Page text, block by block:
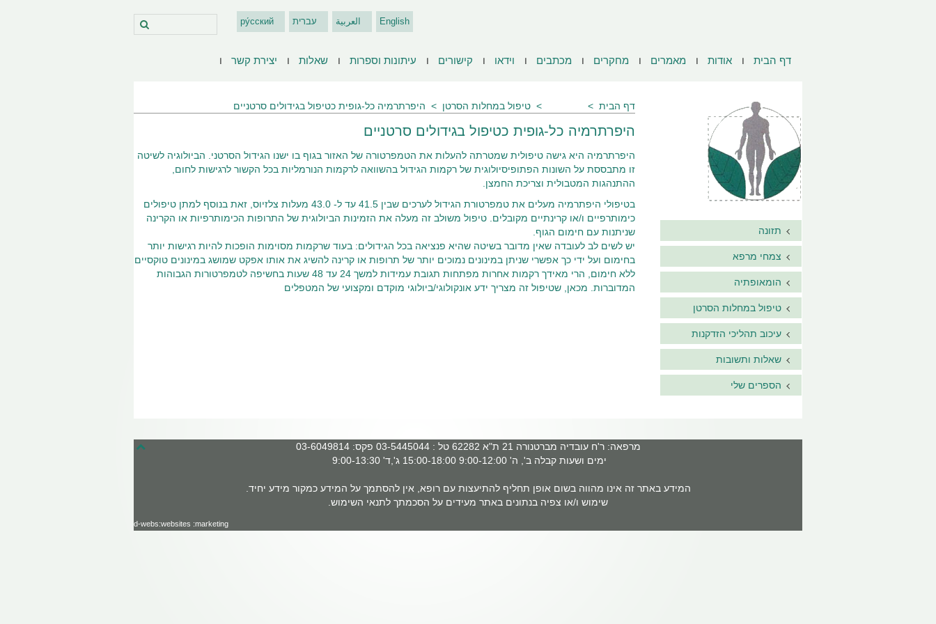
English العربية עברית ру́сский
דף הבית אודות מאמרים מחקרים מכתבים וידאו קישורים עיתונות וספרות שאלות יצירת קשר
דף הבית טיפול במחלות הסרטן היפרתרמיה כל-גופית כטיפול בגידולים סרטניים
היפרתרמיה כל-גופית כטיפול בגידולים סרטניים
היפרתרמיה היא גישה טיפולית שמטרתה להעלות את הטמפרטורה של האזור בגוף בו ישנו הגידול הסרטני. הביולוגיה לשיטה
זו מתבססת על השונות הפתופיסיולוגית של רקמות הגידול בהשוואה לרקמות הנורמליות בכל הקשור לרגישות לחום,
ההתנהגות המטבולית וצריכת החמצן.
בטיפולי היפתרמיה מעלים את טמפרטורת הגידול לערכים שבין 41.5 עד ל- 43.0 מעלות צלזיוס, זאת בנוסף למתן טיפולים
כימותרפיים ו/או קרינתיים מקובלים. טיפול משולב זה מעלה את הזמינות הביולוגית של התרופות הכימותרפיות או הקרינה
שניתנות עם חימום הגוף.
יש לשים לב לעובדה שאין מדובר בשיטה שהיא פנציאה בכל הגידולים: בעוד שרקמות מסוימות הופכות להיות רגישות יותר
בחימום ועל ידי כך אפשרי שניתן במינונים נמוכים יותר של תרופות או קרינה להשיג את אותו אפקט שמושג במינונים טוקסיים
ללא חימום, הרי מאידך רקמות אחרות מפתחות תגובת עמידות למשך 24 עד 48 שעות בחשיפה לטמפרטורות הגבוהות
המדוברות. מכאן, שטיפול זה מצריך ידע אונקולוגי/ביולוגי מוקדם ומקצועי של המטפלים
תזונה
צמחי מרפא
הומאופתיה
טיפול במחלות הסרטן
עיכוב תהליכי הזדקנות
שאלות ותשובות
הספרים שלי
מרפאה: ר'ח עובדיה מברטנורה 21 ת"א 62282 טל : 03-5445044 פקס: 03-6049814
ימים ושעות קבלה ב', ה' 9:00-12:00 15:00-18:00 ג',ד' 9:00-13:30
המידע באתר זה אינו מהווה בשום אופן תחליף להתיעצות עם רופא, אין להסתמך על המידע כמקור מידע יחיד.
שימוש ו/או צפיה בנתונים באתר מעידים על הסכמתך לתנאי השימוש.
d-webs:websites :marketing